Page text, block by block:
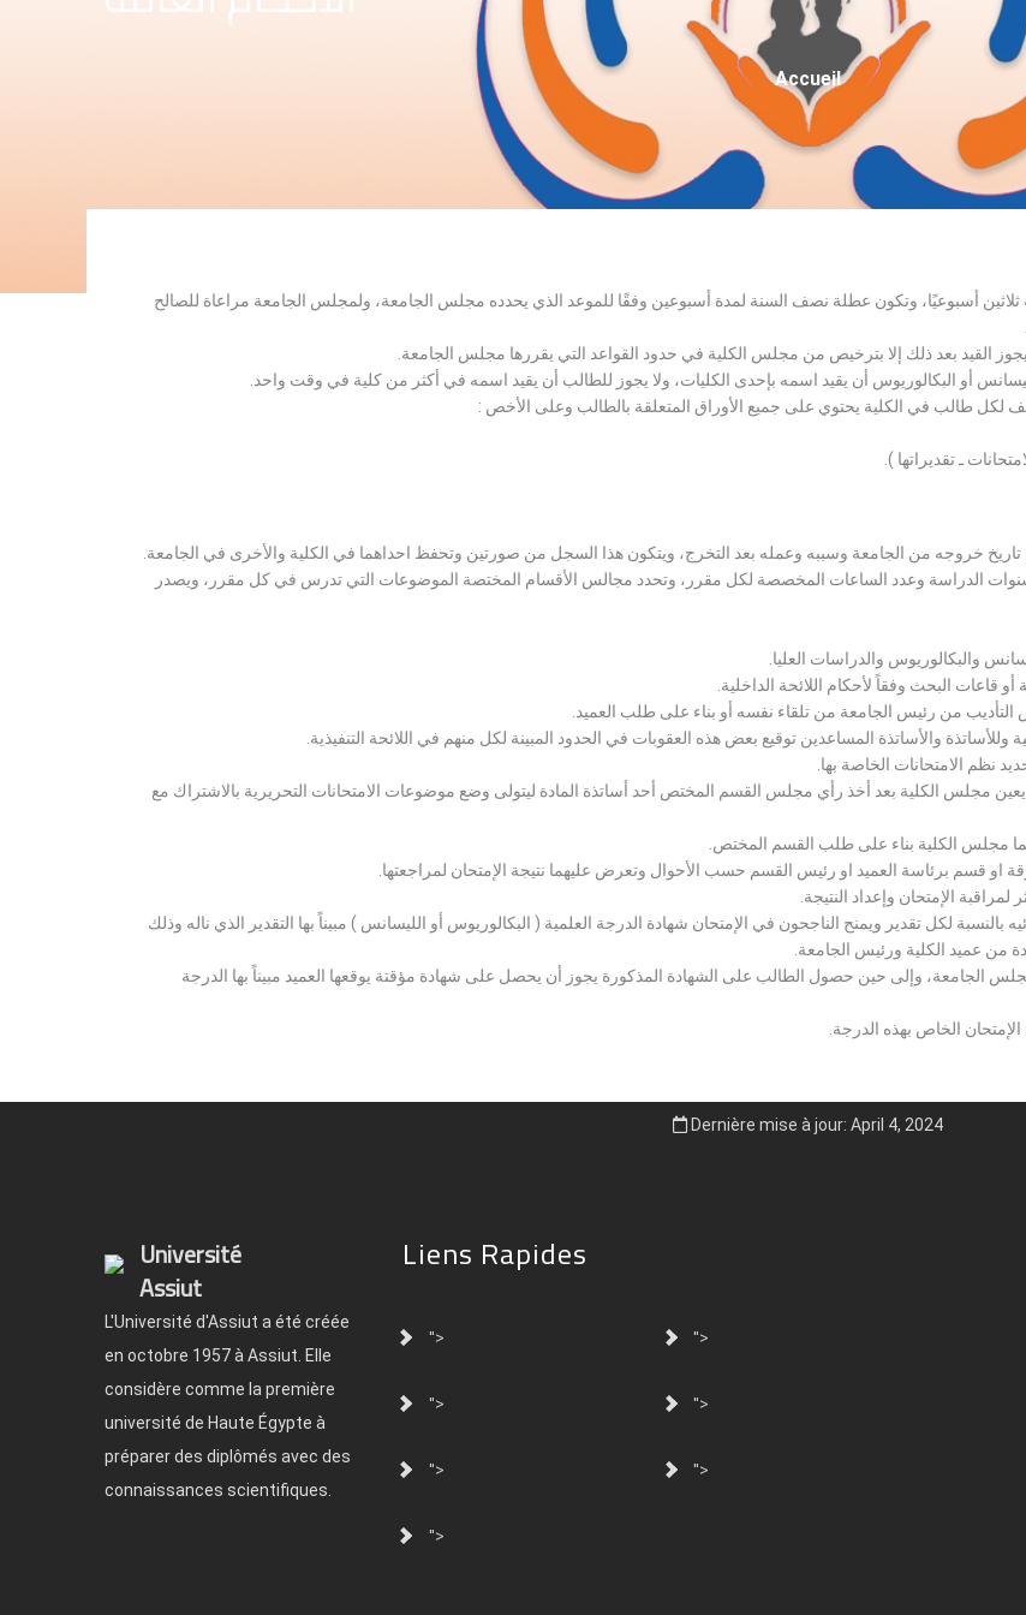
Fil
D'Ariane
Accueil
ثلاثين أسبوعيًا، وتكون عطلة نصف السنة لمدة أسبوعين وفقًا للموعد الذي يحدده مجلس الجامعة، ولمجلس الجامعة مراعاة للصالح
يجوز القيد بعد ذلك إلا بترخيص من مجلس الكلية في حدود القواعد التي يقررها مجلس الجامعة.
أو البكالوريوس أن يقيد اسمه بإحدى الكليات، ولا يجوز للطالب أن يقيد اسمه في أكثر من كلية في وقت واحد.
لكل طالب في الكلية يحتوي على جميع الأوراق المتعلقة بالطالب وعلى الأخص :
ـ تقديراتها ).
خروجه من الجامعة وسببه وعمله بعد التخرج، ويتكون هذا السجل من صورتين وتحفظ احداهما في الكلية والأخرى في الجامعة.
سنوات الدراسة وعدد الساعات المخصصة لكل مقرر، وتحدد مجالس الأقسام المختصة الموضوعات التي تدرس في كل مقرر، ويصدر
والبكالوريوس والدراسات العليا.
قاعات البحث وفقاً لأحكام اللائحة الداخلية.
من رئيس الجامعة من تلقاء نفسه أو بناء على طلب العميد.
والأساتذة المساعدين توقيع بعض هذه العقوبات في الحدود المبينة لكل منهم في اللائحة التنفيذية.
نظم الامتحانات الخاصة بها.
يعين مجلس الكلية بعد أخذ رأي مجلس القسم المختص أحد أساتذة المادة ليتولى وضع موضوعات الامتحانات التحريرية بالاشتراك مع
مجلس الكلية بناء على طلب القسم المختص.
قسم برئاسة العميد او رئيس القسم حسب الأحوال وتعرض عليهما نتيجة الإمتحان لمراجعتها.
الإمتحان وإعداد النتيجة.
لكل تقدير ويمنح الناجحون في الإمتحان شهادة الدرجة العلمية ( البكالوريوس أو الليسانس ) مبيناً بها التقدير الذي ناله وذلك
من عميد الكلية ورئيس الجامعة.
الجامعة، وإلى حين حصول الطالب على الشهادة المذكورة يجوز أن يحصل على شهادة مؤقتة يوقعها العميد مبيناً بها الدرجة
الإمتحان الخاص بهذه الدرجة.
Dernière mise à jour: April 4, 2024
Université
Assiut
L'Université d'Assiut a été créée
en octobre 1957 à Assiut. Elle
considère comme la première
université de Haute Égypte à
préparer des diplômés avec des
connaissances scientifiques.
Liens Rapides
"> ">
"> ">
"> ">
">